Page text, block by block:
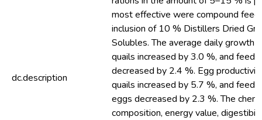
dc.description
most effective were compound
inclusion of 10 % Distillers Dried
Solubles. The average daily growth
quails increased by 3.0 %, and feed
decreased by 2.4 %. Egg
quails increased by 5.7 %, and feed
eggs decreased by 2.3 %. The
composition, energy value,